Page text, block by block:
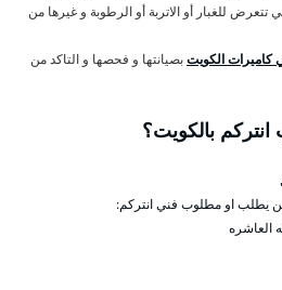
تتعرض للغبار أو الاتربة أو الرطوبة و غيرها من
كاميرات الكويتبصيانتها و فحصها و التاكد من
بالكويت؟
يطلب او مطلوب فني انتركم: